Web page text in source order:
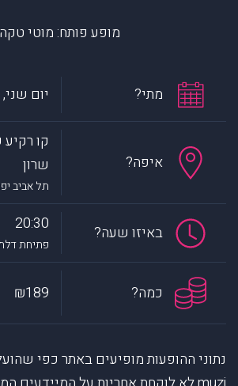
מופע פותח: מוטי טקה
מתי? יום שני, 16 ליוני 2025
איפה?
קו
שרון
תל אביב
באיזו שעה? 20:30
פתיחת דלתות:
כמה? ₪189
נתוני ההופעות מופיעים באתר כפי